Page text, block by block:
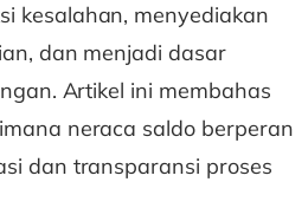
kesalahan, menyediakan
dan menjadi dasar
Artikel ini membahas
neraca saldo berperan
dan transparansi proses